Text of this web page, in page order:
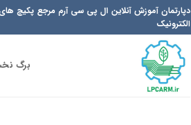
دپارتمان آموزش آنلاین ال پی سی آرم مرجع پکیچ
الکترونیک
برگ